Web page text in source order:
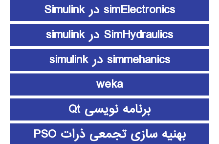
simElectronics در Simulink
SimHydraulics در simulink
simmehanics در simulink
weka
برنامه نویسی Qt
بهنیه سازی تجمعی ذرات PSO